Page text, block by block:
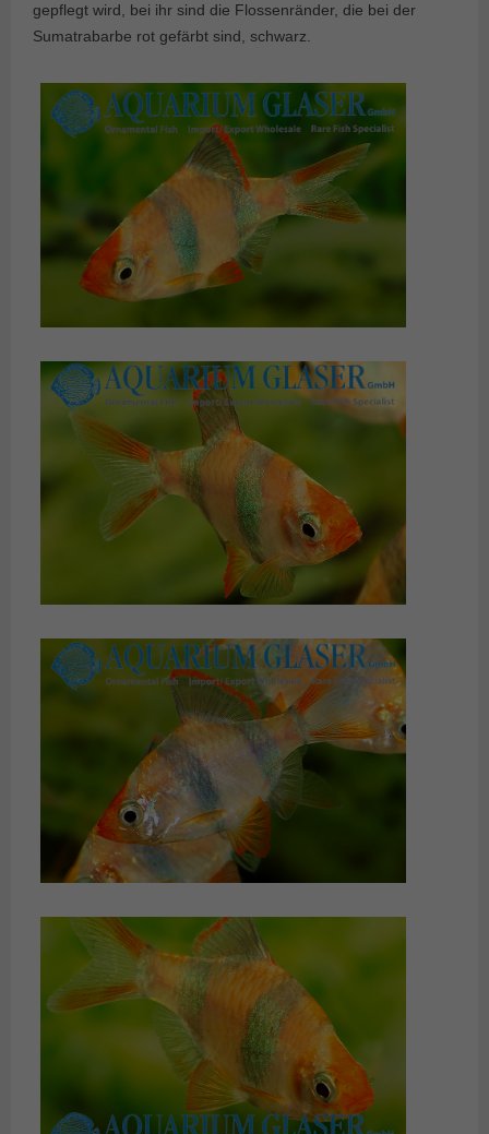
gepflegt wird, bei ihr sind die Flossenränder, die bei der
Sumatrabarbe rot gefärbt sind, schwarz.